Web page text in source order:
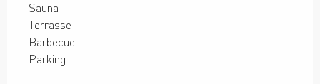
Sauna
Terrasse
Barbecue
Parking